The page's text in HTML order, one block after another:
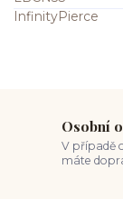
Osobní
V případě
máte